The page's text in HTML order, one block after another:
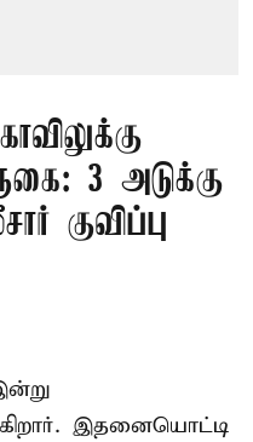
3 அடுக்கு
குவிப்பு
இதனையொட்டி